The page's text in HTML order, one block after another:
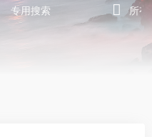
专用搜索 所有